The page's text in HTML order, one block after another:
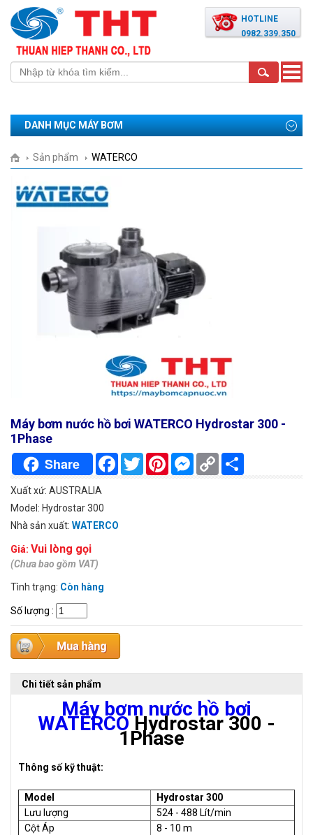
HOTLINE
0982.339.350
Toggle
DANH MỤC MÁY BƠM
Sản phẩm WATERCO
Máy bơm nước hồ bơi WATERCO Hydrostar 300 -
1Phase
Share FacebookTwitterPinterestMessenger
Copy
Link
Xuất xứ: AUSTRALIA
Model: Hydrostar 300
Nhà sản xuất: WATERCO
Giá: Vui lòng gọi
(Chưa bao gồm VAT)
Tình trạng: Còn hàng
Số lượng :
Chi tiết sản phẩm
Máy bơm nước hồ bơi
WATERCO Hydrostar 300 -
1Phase
Thông số kỹ thuật:
Model
Hydrostar 300
Lưu lượng
524 - 488 Lít/min
Cột Áp
8 - 10 m